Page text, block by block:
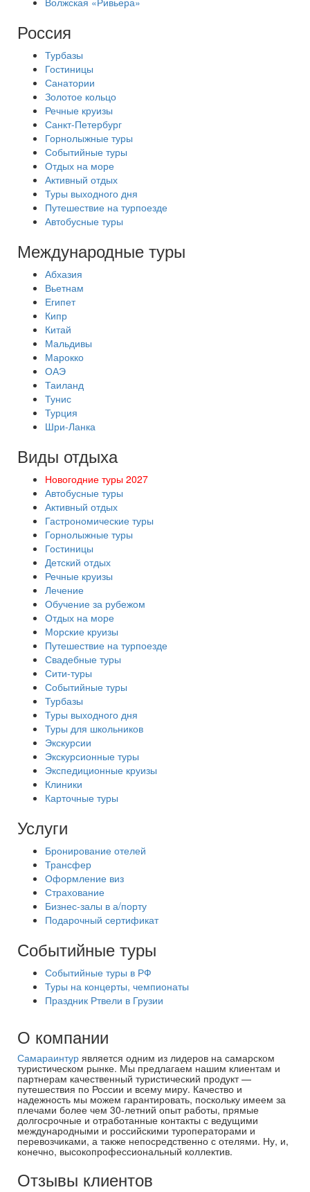
Россия
Турбазы
Гостиницы
Санатории
Золотое кольцо
Речные круизы
Санкт-Петербург
Горнолыжные туры
Событийные туры
Отдых на море
Активный отдых
Туры выходного дня
Путешествие на турпоезде
Автобусные туры
Международные туры
Абхазия
Вьетнам
Египет
Кипр
Китай
Мальдивы
Марокко
ОАЭ
Таиланд
Тунис
Турция
Шри-Ланка
Виды отдыха
Новогодние туры 2027
Автобусные туры
Активный отдых
Гастрономические туры
Горнолыжные туры
Гостиницы
Детский отдых
Речные круизы
Лечение
Обучение за рубежом
Отдых на море
Морские круизы
Путешествие на турпоезде
Свадебные туры
Сити-туры
Событийные туры
Турбазы
Туры выходного дня
Туры для школьников
Экскурсии
Экскурсионные туры
Экспедиционные круизы
Клиники
Карточные туры
Услуги
Бронирование отелей
Трансфер
Оформление виз
Страхование
Бизнес-залы в а/порту
Подарочный сертификат
Событийные туры
Событийные туры в РФ
Туры на концерты, чемпионаты
Праздник Ртвели в Грузии
О компании
Самараинтур является одним из лидеров на самарском
туристическом рынке. Мы предлагаем нашим клиентам и
партнерам качественный туристический продукт —
путешествия по России и всему миру. Качество и
надежность мы можем гарантировать, поскольку имеем за
плечами более чем 30-летний опыт работы, прямые
долгосрочные и отработанные контакты с ведущими
международными и российскими туроператорами и
перевозчиками, а также непосредственно с отелями. Ну, и,
конечно, высокопрофессиональный коллектив.
Отзывы клиентов